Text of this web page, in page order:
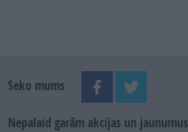
Seko mums
Nepalaid garām akcijas un jaunumus